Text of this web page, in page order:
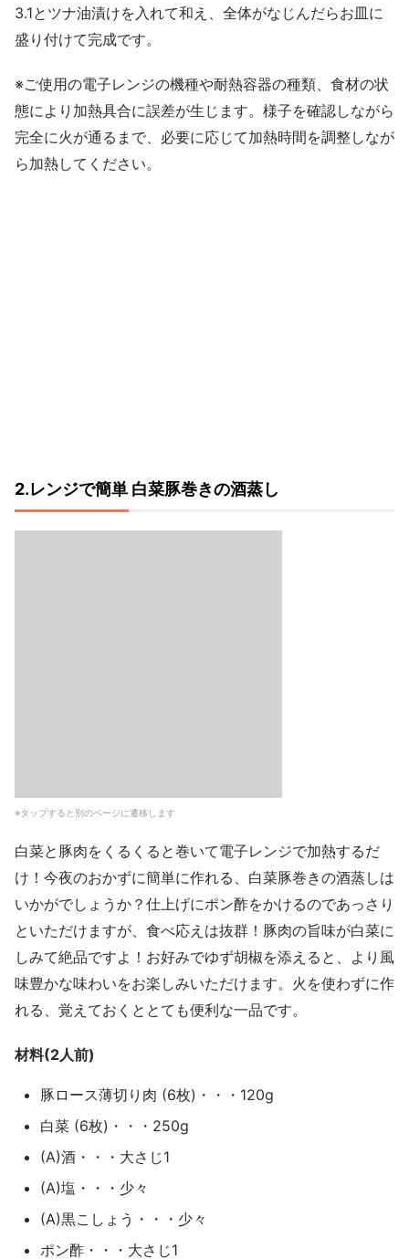
3.1とツナ油漬けを入れて和え、全体がなじんだらお皿に
盛り付けて完成です。
※ご使用の電子レンジの機種や耐熱容器の種類、食材の状
態により加熱具合に誤差が生じます。様子を確認しながら
完全に火が通るまで、必要に応じて加熱時間を調整しなが
ら加熱してください。
2.レンジで簡単 白菜豚巻きの酒蒸し
※タップすると別のページに遷移します
白菜と豚肉をくるくると巻いて電子レンジで加熱するだ
け！今夜のおかずに簡単に作れる、白菜豚巻きの酒蒸しは
いかがでしょうか？仕上げにポン酢をかけるのであっさり
といただけますが、食べ応えは抜群！豚肉の旨味が白菜に
しみて絶品ですよ！お好みでゆず胡椒を添えると、より風
味豊かな味わいをお楽しみいただけます。火を使わずに作
れる、覚えておくととても便利な一品です。
材料(2人前)
豚ロース薄切り肉 (6枚)・・・120g
白菜 (6枚)・・・250g
(A)酒・・・大さじ1
(A)塩・・・少々
(A)黒こしょう・・・少々
ポン酢・・・大さじ1